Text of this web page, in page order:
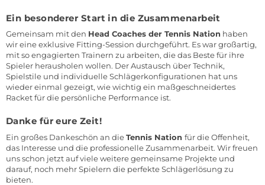
Ein besonderer Start in die Zusammenarbeit
Gemeinsam mit den Head Coaches der Tennis Nation haben
wir eine exklusive Fitting-Session durchgeführt. Es war großartig,
mit so engagierten Trainern zu arbeiten, die das Beste für ihre
Spieler herausholen wollen. Der Austausch über Technik,
Spielstile und individuelle Schlägerkonfigurationen hat uns
wieder einmal gezeigt, wie wichtig ein maßgeschneidertes
Racket für die persönliche Performance ist.
Danke für eure Zeit!
Ein großes Dankeschön an dieTennis Nation für die Offenheit,
das Interesse und die professionelle Zusammenarbeit. Wir freuen
uns schon jetzt auf viele weitere gemeinsame Projekte und
darauf, noch mehr Spielern die perfekte Schlägerlösung zu
bieten.